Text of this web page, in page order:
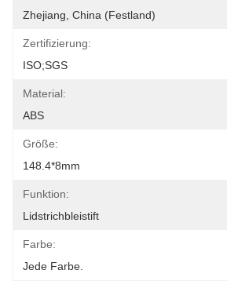
Zhejiang, China (Festland)
Zertifizierung:
ISO;SGS
Material:
ABS
Größe:
148.4*8mm
Funktion:
Lidstrichbleistift
Farbe:
Jede Farbe.